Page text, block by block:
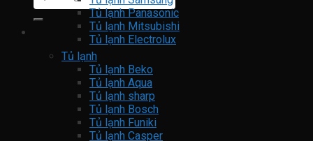
Tủ lạnh Panasonic
Tủ lạnh Mitsubishi
Tủ lạnh Electrolux
Tủ lạnh
Tủ lạnh Beko
Tủ lạnh Aqua
Tủ lạnh sharp
Tủ lạnh Bosch
Tủ lạnh Funiki
Tủ lạnh Casper